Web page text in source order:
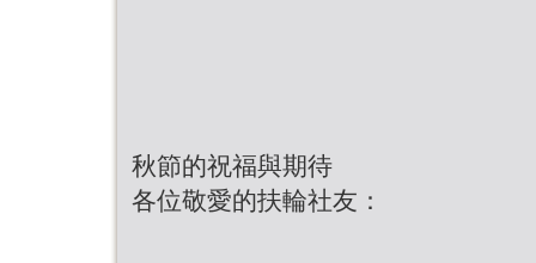
秋節的祝福與期待
各位敬愛的扶輪社友：